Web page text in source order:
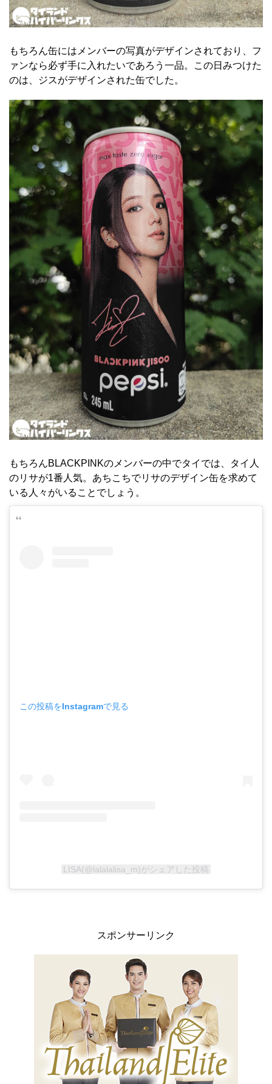
もちろん缶にはメンバーの写真がデザインされており、フ
ァンなら必ず手に入れたいであろう一品。この日みつけた
のは、ジスがデザインされた缶でした。
もちろんBLACKPINKのメンバーの中でタイでは、タイ人
のリサが1番人気。あちこちでリサのデザイン缶を求めて
いる人々がいることでしょう。
この投稿をInstagramで見る
LISA(@lalalalisa_m)がシェアした投稿
スポンサーリンク